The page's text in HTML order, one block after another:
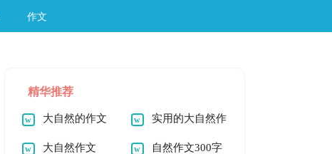
作文
精华推荐
大自然的作文 实用的大自然作
文
大自然作文 自然作文300字